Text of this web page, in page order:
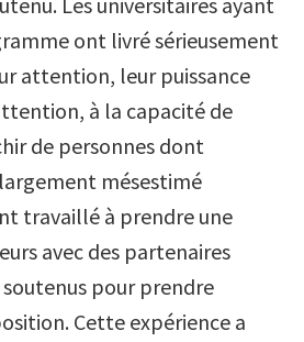
ont livré sérieusement
attention, leur puissance
à la capacité de
de personnes dont
mésestimé
travaillé à prendre une
avec des partenaires
pour prendre
Cette expérience a